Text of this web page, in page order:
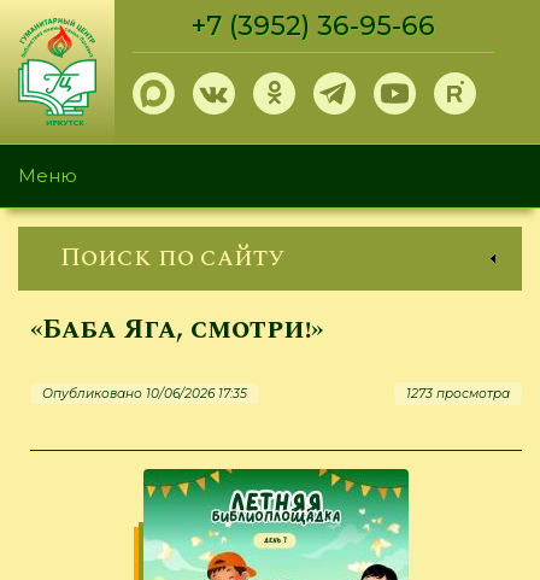
Перейти
основному
содержанию
+7 (3952) 36-95-66
Меню
Поиск по сайту
«Баба Яга, смотри!»
Опубликовано 10/06/2026 17:35 1273 просмотра